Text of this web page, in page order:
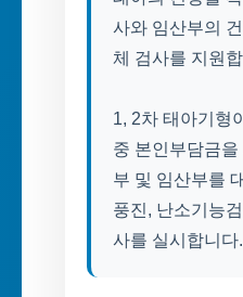
사와 임산부의
체 검사를 지원
1, 2차 태아기형
중 본인부담금
부 및 임산부를
풍진, 난소기능
사를 실시합니다.